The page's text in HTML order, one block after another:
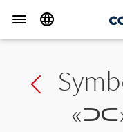
Previous
«⫗